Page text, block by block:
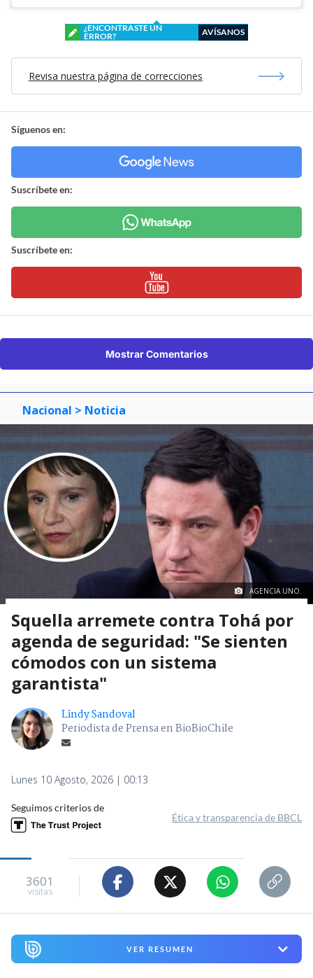
¿ENCONTRASTE UN
ERROR?
AVÍSANOS
Revisa nuestra página de correcciones
Síguenos en:
Suscríbete en:
Suscríbete en:
Mostrar Comentarios
Nacional > Noticia
AGENCIA UNO.
Squella arremete contra Tohá por
agenda de seguridad: "Se sienten
cómodos con un sistema
garantista"
Lindy Sandoval
Periodista de Prensa en BioBioChile
Lunes 10 Agosto, 2026 | 00:13
Seguimos criterios de
Ética y transparencia de BBCL
3601
visitas
VER RESUMEN